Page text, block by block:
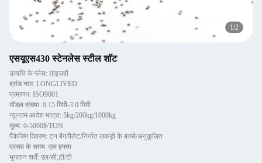
1/2
एसयूएस430 स्टेनलेस स्टील शॉट
उत्पत्ति के प्लेस: ताइज़हौ
ब्रांड नाम: LONGLIVED
प्रमाणन: ISO9001
मॉडल संख्या: 0.15 मिमी-3.0 मिमी
न्यूनतम आदेश मात्रा: 5kg/200kg/1000kg
मूल्य: 0-5000$/TON
पैकेजिंग विवरण: टन बैग/पैलेट/निर्यात लकड़ी के बक्से/अनुकूलित
प्रसव के समय: एक हफ्ता
भुगतान शर्तें: एल/सी,टी/टी